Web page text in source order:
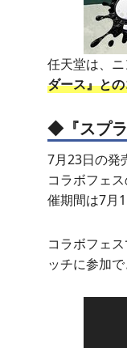
任天堂は、
ダース』と
◆『スプラ
7月23日の発
コラボフェ
催期間は7月
コラボフェ
ッチに参加